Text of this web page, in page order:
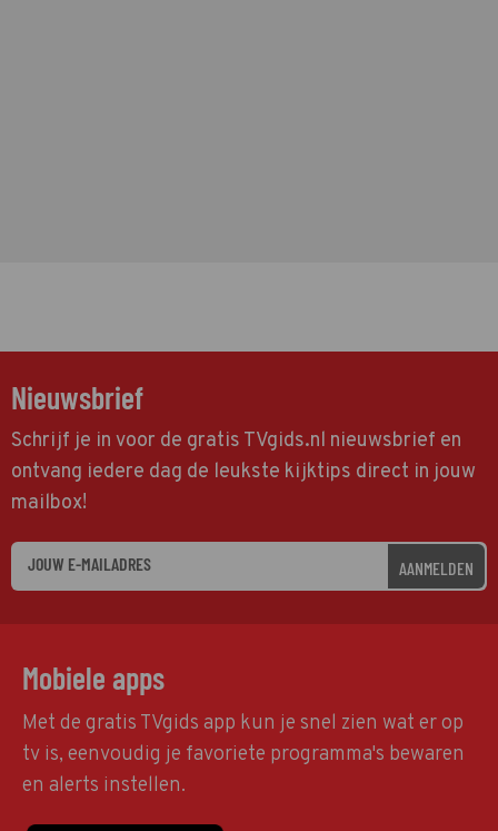
Nieuwsbrief
Schrijf je in voor de gratis TVgids.nl nieuwsbrief en
ontvang iedere dag de leukste kijktips direct in jouw
mailbox!
AANMELDEN
Mobiele apps
Met de gratis TVgids app kun je snel zien wat er op
tv is, eenvoudig je favoriete programma's bewaren
en alerts instellen.